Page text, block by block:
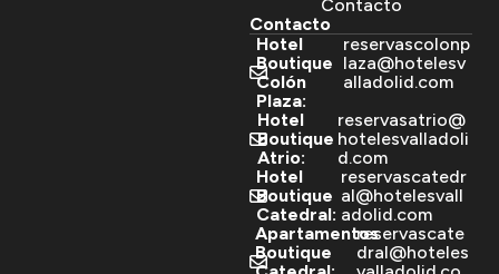
Contacto
Contacto
Hotel
Boutique
Colón
Plaza:
reservascolonp
laza@hotelesv
alladolid.com
Hotel
Boutique
Atrio:
reservasatrio@
hotelesvalladoli
d.com
Hotel
Boutique
Catedral:
reservascatedr
al@hotelesvall
adolid.com
Apartamentos
Boutique
reservascate
dral@hoteles